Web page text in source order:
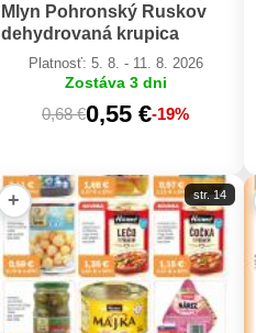
Mlyn Pohronský Ruskov
dehydrovaná krupica
Platnosť: 5. 8. - 11. 8. 2026
Zostáva 3 dni
0,68 €0,55 €-19%
+ str. 14